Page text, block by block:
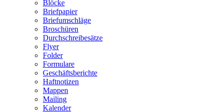
Blöcke
Briefpapier
Briefumschläge
Broschüren
Durchschreibesätze
Flyer
Folder
Formulare
Geschäftsberichte
Haftnotizen
Mappen
Mailing
Kalender